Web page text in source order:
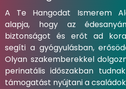
A Te Hangodat Ismerem
alapja, hogy az
biztonságot és erőt ad
segíti a gyógyulásban,
Olyan szakemberekkel
perinatális időszakban
támogatást nyújtani a